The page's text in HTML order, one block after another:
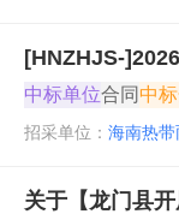
[HNZHJS-
中标单位合同 中
招采单位： 海南热
关于【龙门县